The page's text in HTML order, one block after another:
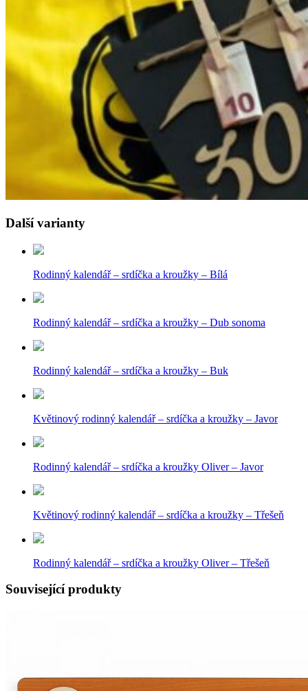
Další varianty
Rodinný kalendář – srdíčka a kroužky – Bílá
Rodinný kalendář – srdíčka a kroužky – Dub sonoma
Rodinný kalendář – srdíčka a kroužky – Buk
Květinový rodinný kalendář – srdíčka a kroužky – Javor
Rodinný kalendář – srdíčka a kroužky Oliver – Javor
Květinový rodinný kalendář – srdíčka a kroužky – Třešeň
Rodinný kalendář – srdíčka a kroužky Oliver – Třešeň
Související produkty